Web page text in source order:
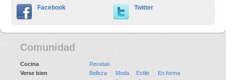
Facebook Twitter
Comunidad
Cocina
Recetas
Verse bien
Belleza Moda Estilo
En forma